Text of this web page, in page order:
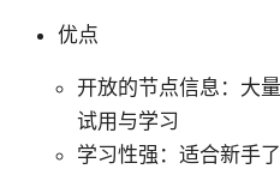
优点
开放的节点信息：大
试用与学习
学习性强：适合新手